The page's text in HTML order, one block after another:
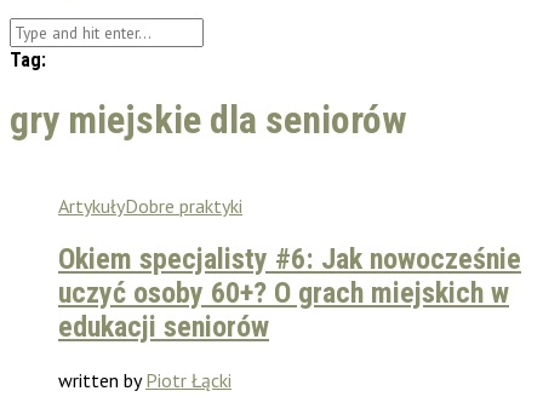
Tag:
gry miejskie dla seniorów
ArtykułyDobre praktyki
Okiem specjalisty #6: Jak nowocześnie
uczyć osoby 60+? O grach miejskich w
edukacji seniorów
written byPiotr Łącki